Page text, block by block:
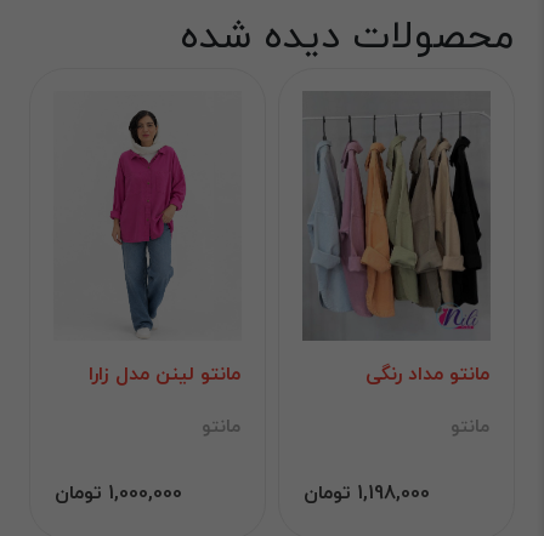
محصولات دیده شده
مانتو مداد رنگی
مانتو
1,198,000 تومان
مانتو لینن مدل زارا
مانتو
1,000,000 تومان